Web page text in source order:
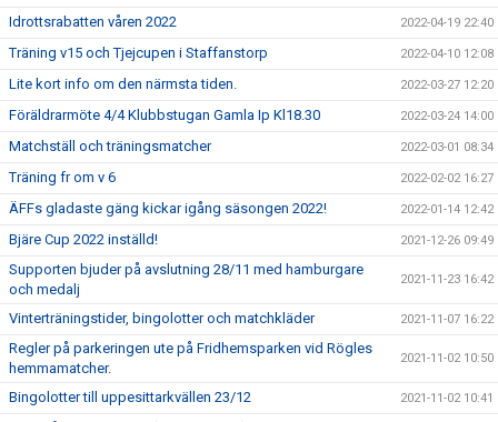
Idrottsrabatten våren 2022 2022-04-19 22:40
Träning v15 och Tjejcupen i Staffanstorp 2022-04-10 12:08
Lite kort info om den närmsta tiden. 2022-03-27 12:20
Föräldrarmöte 4/4 Klubbstugan Gamla Ip Kl18.30 2022-03-24 14:00
Matchställ och träningsmatcher 2022-03-01 08:34
Träning fr om v 6 2022-02-02 16:27
ÄFFs gladaste gäng kickar igång säsongen 2022! 2022-01-14 12:42
Bjäre Cup 2022 inställd! 2021-12-26 09:49
Supporten bjuder på avslutning 28/11 med hamburgare
och medalj
2021-11-23 16:42
Vinterträningstider, bingolotter och matchkläder 2021-11-07 16:22
Regler på parkeringen ute på Fridhemsparken vid Rögles
hemmamatcher.
2021-11-02 10:50
Bingolotter till uppesittarkvällen 23/12 2021-11-02 10:41